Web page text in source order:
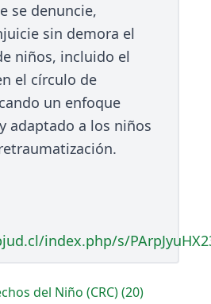
se denuncie,
sin demora el
niños, incluido el
el círculo de
un enfoque
adaptado a los niños
index.php/s/
del Niño (CRC) (20)